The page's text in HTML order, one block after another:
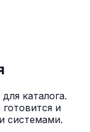
каталога.
и
системами.